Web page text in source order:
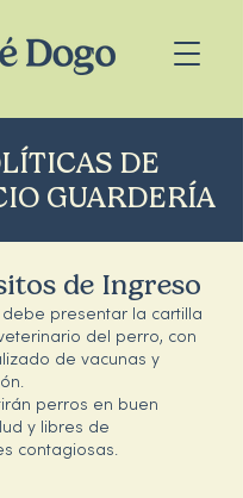
DE
GUARDERÍA
de Ingreso
presentar la cartilla
del perro, con
de vacunas y
perros en buen
y libres de
contagiosas.